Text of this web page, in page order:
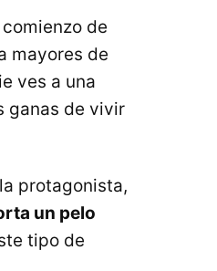
de
mayores de
ves a una
ganas de vivir
protagonista,
un pelo
tipo de